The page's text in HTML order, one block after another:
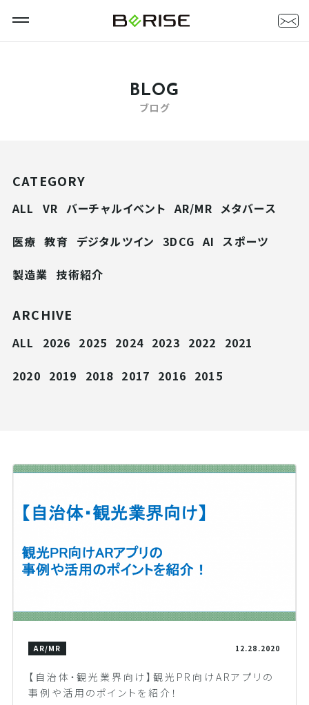
BLOG
ブログ
CATEGORY
ALL VR バーチャルイベント AR/MR メタバース
医療 教育 デジタルツイン 3DCG AI スポーツ
製造業 技術紹介
ARCHIVE
ALL 2026 2025 2024 2023 2022
2021
2020 2019 2018 2017 2016 2015
AR/MR 12.28.2020
【自治体・観光業界向け】観光PR向けARアプリの
事例や活用のポイントを紹介！